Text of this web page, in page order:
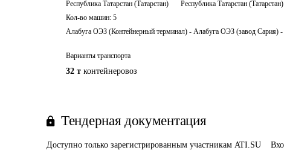
Республика Татарстан (Татарстан)
Республика Татарстан (Татарстан)
Кол-во машин: 5
Алабуга ОЭЗ (Контейнерный терминал) - Алабуга ОЭЗ (завод Сария)
Варианты транспорта
32 т контейнеровоз
Тендерная документация
Доступно только зарегистрированным участникам ATI.SU